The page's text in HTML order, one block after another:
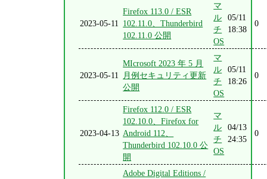
2023-05-11
Firefox 113.0 / ESR
102.11.0、Thunderbird
102.11.0 公開
マ
ル
チ
OS
05/11
18:38
0
2023-05-11
MIcrosoft 2023 年 5 月
月例セキュリティ更新
公開
マ
ル
チ
OS
05/11
18:26
0
2023-04-13
Firefox 112.0 / ESR
102.10.0、Firefox for
Android 112、
Thunderbird 102.10.0 公
開
マ
ル
チ
OS
04/13
24:35
0
Adobe Digital Editions /